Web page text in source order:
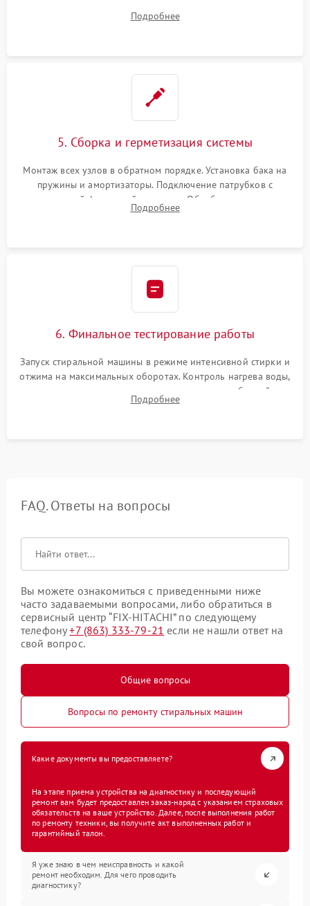
или поврежденной резиновой манжеты.
Подробнее
5. Сборка и герметизация системы
Монтаж всех узлов в обратном порядке. Установка бака на
пружины и амортизаторы. Подключение патрубков с
надежной фиксацией хомутами. Обработка стыков
герметиком для предотвращения возможных протечек воды.
Подробнее
6. Финальное тестирование работы
Запуск стиральной машины в режиме интенсивной стирки и
отжима на максимальных оборотах. Контроль нагрева воды,
корректности слива, отсутствия излишних вибраций,
посторонних стуков и протечек под корпусом.
Подробнее
FAQ. Ответы на вопросы
Вы можете ознакомиться с приведенными ниже
часто задаваемыми вопросами, либо обратиться в
сервисный центр “FIX-HITACHI” по следующему
телефону+7 (863) 333-79-21 если не нашли ответ на
свой вопрос.
Общие вопросы
Вопросы по ремонту стиральных машин
Какие документы вы предоставляете?
На этапе приема устройства на диагностику и последующий
ремонт вам будет предоставлен заказ-наряд с указанием страховых
обязательств на ваше устройство. Далее, после выполнения работ
по ремонту техники, вы получите акт выполненных работ и
гарантийный талон.
Я уже знаю в чем неисправность и какой
ремонт необходим. Для чего проводить
диагностику?